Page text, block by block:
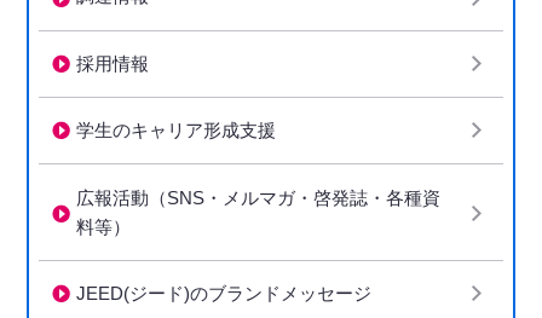
採用情報
学生のキャリア形成支援
広報活動（SNS・メルマガ・啓発誌・各種資
料等）
JEED(ジード)のブランドメッセージ